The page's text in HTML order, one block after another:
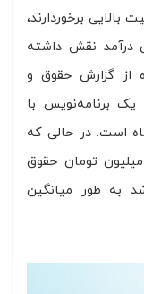
برخوردارند،
درآمد نقش داشته
از گزارش حقوق و
یک برنامه‌نویس با
در هر ماه است. در حالی که
شخصی با مدرک لیسانس ماهانه ۴۲.۷ میلیون تومان حقوق
به طور میانگین